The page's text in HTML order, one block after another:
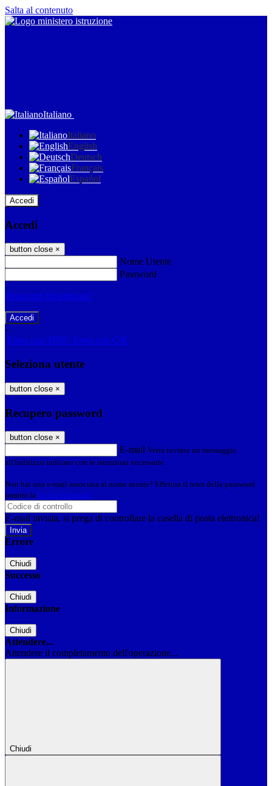
Salta al contenuto
Italiano
Italiano
English
Deutsch
Français
Español
Accedi
Accedi
button close ×
Nome Utente
Password
Password dimenticata?
-
Entra con SPID Entra con CIE
Seleziona utente
button close ×
Recupero password
button close ×
E-mail Verrà inviato un messaggio
all'indirizzo indicato con le istruzioni necessarie.
Non hai una e-mail associata al nome utente? Effettua il reset della password
tramite la Login Spaggiari
E-mail inviata, si prega di controllare la casella di posta elettronica!
Errore
Chiudi
Successo
Chiudi
Informazione
Chiudi
Attendere...
Attendere il completamento dell'operazione...
Chiudi